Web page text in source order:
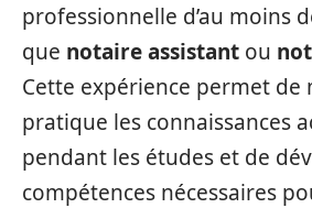
professionnelle d’au moins
que notaire assistant ou
Cette expérience permet de
pratique les connaissances
pendant les études et de
compétences nécessaires